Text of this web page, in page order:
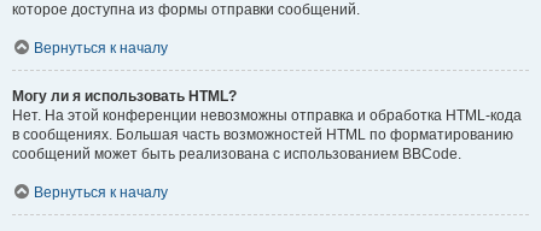
которое доступна из формы отправки сообщений.
Вернуться к началу
Могу ли я использовать HTML?
Нет. На этой конференции невозможны отправка и обработка HTML-кода
в сообщениях. Большая часть возможностей HTML по форматированию
сообщений может быть реализована с использованием BBCode.
Вернуться к началу